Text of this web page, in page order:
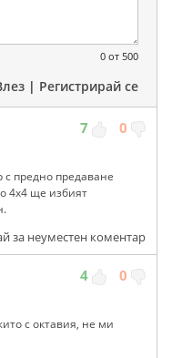
0 от 500
| Регистрирай се
7 0
предно предаване
4х4 ще избият
за неуместен коментар
4 0
с октавия, не ми